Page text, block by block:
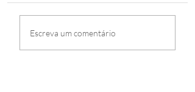
Escreva um comentário